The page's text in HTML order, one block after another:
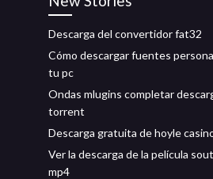
Descarga del convertidor fat32
Cómo descargar fuentes
tu pc
Ondas mlugins completar
torrent
Descarga gratuita de hoyle
Ver la descarga de la película
mp4